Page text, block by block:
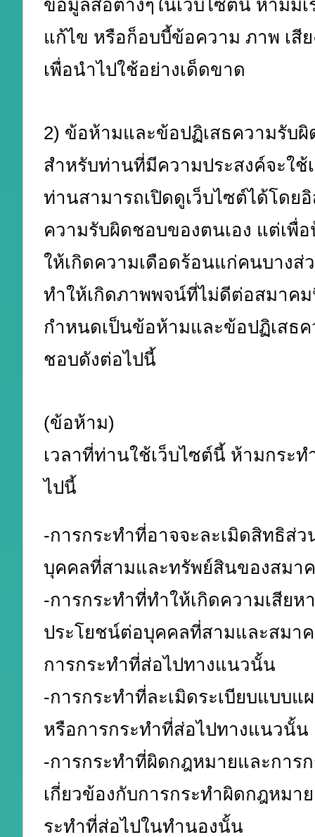
ข้อมูลสื่อต่างๆในเว็บไซต์นี้ ห้ามมิเ
แก้ไข หรือก็อบบี้ข้อความ ภาพ เสี
เพื่อนำไปใช้อย่างเด็ดขาด
2) ข้อห้ามและข้อปฏิเสธความรับ
สำหรับท่านที่มีความประสงค์จะใช้
ท่านสามารถเปิดดูเว็บไซต์ได้โดย
ความรับผิดชอบของตนเอง แต่เพื่
ให้เกิดความเดือดร้อนแก่คนบางส่
ทำให้เกิดภาพพจน์ที่ไม่ดีต่อสมาค
กำหนดเป็นข้อห้ามและข้อปฏิเสธ
ชอบดังต่อไปนี้
(ข้อห้าม)
เวลาที่ท่านใช้เว็บไซต์นี้ ห้ามกระท
ไปนี้
-การกระทำที่อาจจะละเมิดสิทธิส่
บุคคลที่สามและทรัพย์สินของสมา
-การกระทำที่ทำให้เกิดความเสียห
ประโยชน์ต่อบุคคลที่สามและสมา
การกระทำที่ส่อไปทางแนวนั้น
-การกระทำที่ละเมิดระเบียบแบบแ
หรือการกระทำที่ส่อไปทางแนวนั้น
-การกระทำที่ผิดกฎหมายและการ
เกี่ยวข้องกับการกระทำผิดกฎหมา
ระทำที่ส่อไปในทำนองนั้น